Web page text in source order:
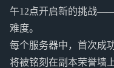
午12点开启新的挑战
难度。
每个服务器中，首次成
将被铭刻在副本荣誉墙上